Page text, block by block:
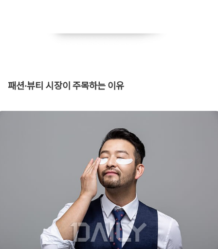
​패션·뷰티 시장이 주목하는 이유